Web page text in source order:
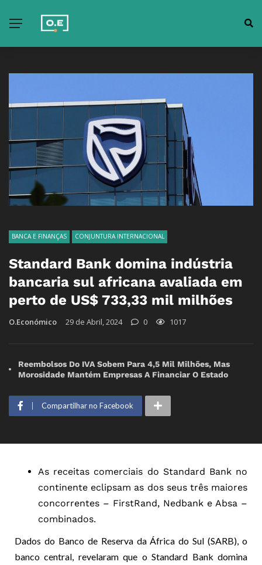
BANCA E FINANÇAS CONJUNTURA INTERNACIONAL
Standard Bank domina indústria
bancaria sul africana avaliada em
perto de US$ 733,33 mil milhões
O.Económico 29 de Abril, 2024 0 1017
Reembolsos Do IVA Sobem Para 4,5 Mil Milhões, Mas
Morosidade Mantém Empresas A Financiar O Estado
Compartilhar no Facebook
As receitas comerciais do Standard Bank no
continente eclipsam as dos seus três maiores
concorrentes – FirstRand, Nedbank e Absa –
combinados.
Dados do Banco de Reserva da África do Sul (SARB), o
banco central, revelaram que o Standard Bank domina